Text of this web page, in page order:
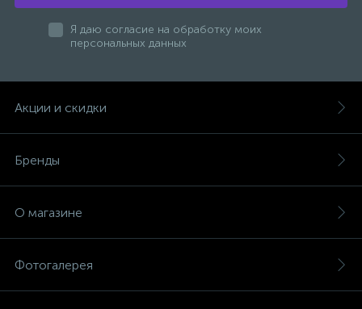
Я даю согласие на обработку моих
персональных данных
Акции и скидки
Бренды
О магазине
Фотогалерея